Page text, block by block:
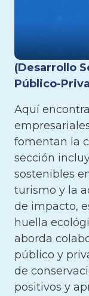
(Desarrollo
Público-
Aquí
fomentan la
sección
sostenibles
turismo y la
de impacto,
huella
aborda
público y
de
positivos y